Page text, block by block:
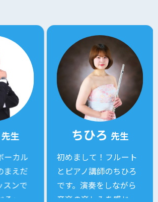
先生
ーカル
まえだ
スンで
」
ちひろ 先生
初めまして！フルート
とピアノ講師のちひろ
です。演奏をしながら
音楽の楽しみを感じ